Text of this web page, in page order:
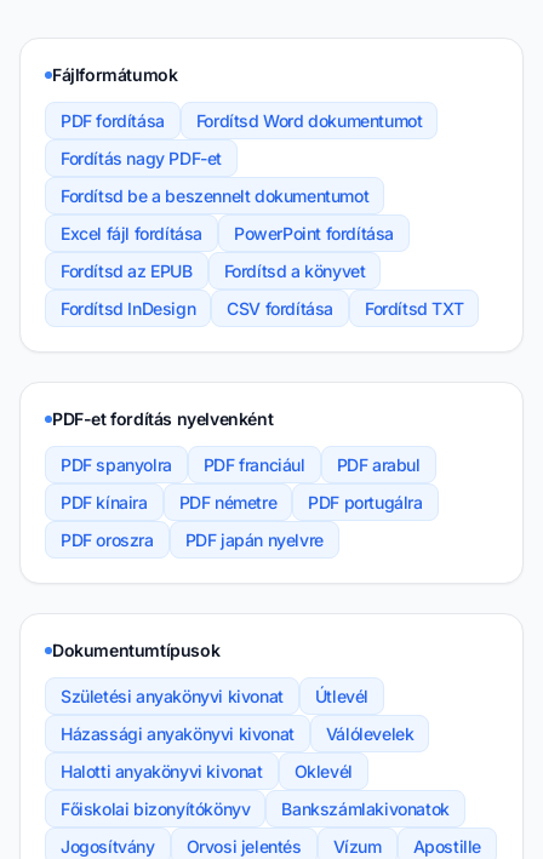
Fájlformátumok
PDF fordítása
Fordítsd Word dokumentumot
Fordítás nagy PDF-et
Fordítsd be a beszennelt dokumentumot
Excel fájl fordítása
PowerPoint fordítása
Fordítsd az EPUB
Fordítsd a könyvet
Fordítsd InDesign
CSV fordítása Fordítsd TXT
PDF-et fordítás nyelvenként
PDF spanyolra PDF franciául
PDF arabul
PDF kínaira
PDF németre
PDF portugálra
PDF oroszra
PDF japán nyelvre
Dokumentumtípusok
Születési anyakönyvi kivonat
Útlevél
Házassági anyakönyvi kivonat
Válólevelek
Halotti anyakönyvi kivonat
Oklevél
Főiskolai bizonyítókönyv
Bankszámlakivonatok
Jogosítvány
Orvosi jelentés Vízum Apostille